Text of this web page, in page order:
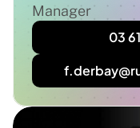
Manager
03